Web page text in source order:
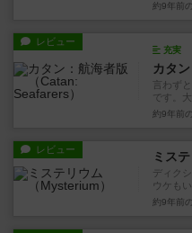
約9年前
レビュー
充実
カタ
言わず
です。
約9年前
レビュー ミス
ディク
ウケも
約9年前